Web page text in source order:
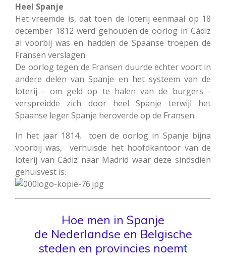
Heel Spanje
Het vreemde is, dat toen de loterij eenmaal op 18
december 1812 werd gehouden de oorlog in Cádiz
al voorbij was en hadden de Spaanse troepen de
Fransen verslagen.
De oorlog tegen de Fransen duurde echter voort in
andere delen van Spanje en het systeem van de
loterij - om geld op te halen van de burgers -
verspreidde zich door heel Spanje terwijl het
Spaanse leger Spanje heroverde op de Fransen.
In het jaar 1814, toen de oorlog in Spanje bijna
voorbij was, verhuisde het hoofdkantoor van de
loterij van Cádiz naar Madrid waar deze sindsdien
gehuisvest is.
Hoe men in Spanje
de Nederlandse en Belgische
steden en provincies noemt